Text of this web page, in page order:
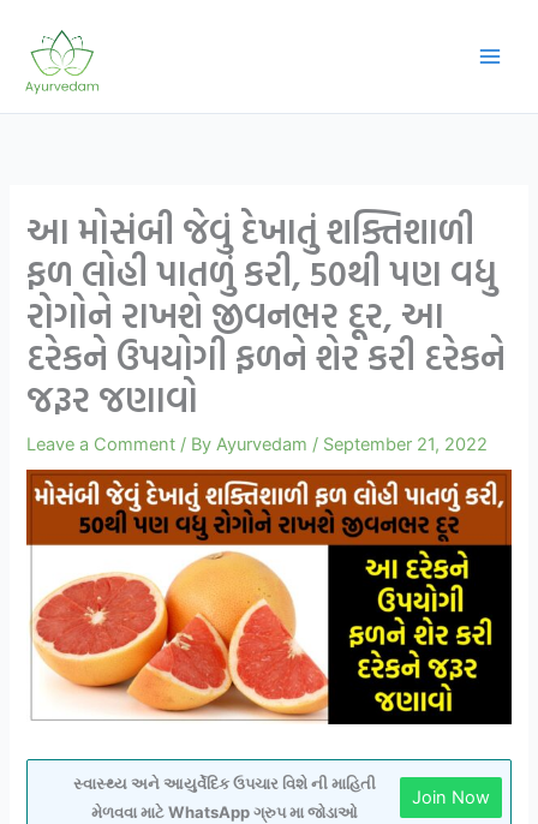
content
આ મોસંબી જેવું દેખાતું શક્તિશાળી
ફળ લોહી પાતળું કરી, 50થી પણ વધુ
રોગોને રાખશે જીવનભર દૂર, આ
દરેકને ઉપયોગી ફળને શેર કરી દરેકને
જરૂર જણાવો
Leave a Comment / ByAyurvedam / September 21, 2022
સ્વાસ્થ્ય અને આયુર્વેદિક ઉપચાર વિશે ની માહિતી
મેળવવા માટે WhatsApp ગ્રુપ મા જોડાઓ
Join Now